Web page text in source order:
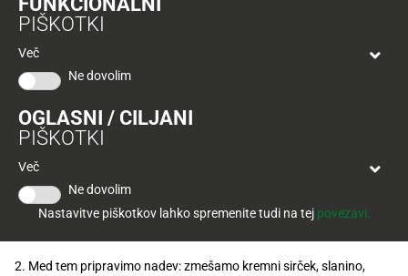
PIŠKOTKI
Več
Ne dovolim
OGLASNI / CILJANI
PIŠKOTKI
Več
Ne dovolim
Nastavitve piškotkov lahko spremenite tudi na tej povezavi.
Ponudba
velja
30.
2026
POGLEJTE IZDELKE
Priprava
1. Moki dodamo kislo testo in sol ter pomešamo. Mleko segrejemo
in v njem raztopimo maslo. Dodamo še kvas, sladkor in jajca,
razžvrkljamo ter prilijemo moki. Zamesimo testo in pustimo, da
2. Med tem pripravimo nadev: zmešamo kremni sirček, slanino,